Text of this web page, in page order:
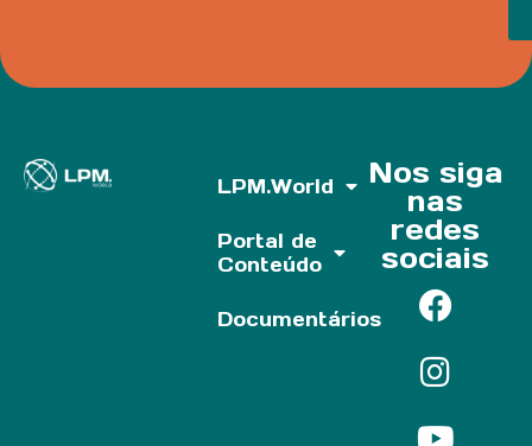
LPM.World
Portal de
Conteúdo
Documentários
Nos siga
nas
redes
sociais